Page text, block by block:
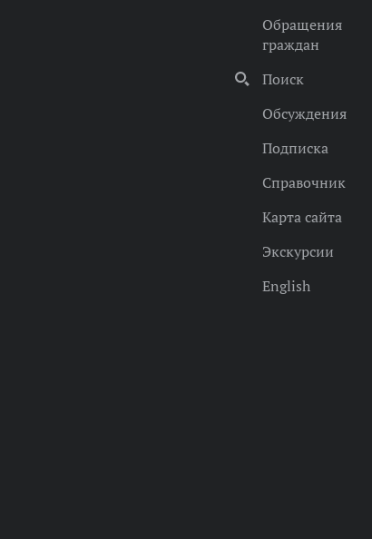
Обращения
граждан
Поиск
Обсуждения
Подписка
Справочник
Карта сайта
Экскурсии
English